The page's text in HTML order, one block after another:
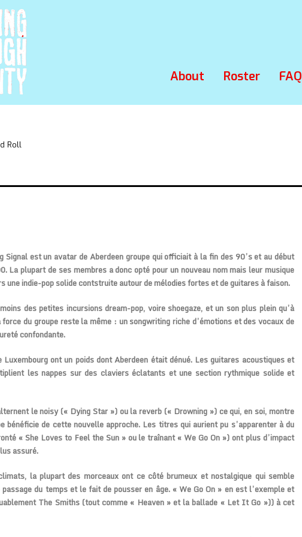
About Roster FAQ
Roll
Signal est un avatar de Aberdeen groupe qui officiait à la fin des 90’s et au début
La plupart de ses membres a donc opté pour un nouveau nom mais leur musique
une indie-pop solide contstruite autour de mélodies fortes et de guitares à faison.
des petites incursions dream-pop, voire shoegaze, et un son plus plein qu’à
du groupe reste la même : un songwriting riche d’émotions et des vocaux de
confondante.
ont un poids dont Aberdeen était dénué. Les guitares acoustiques et
les nappes sur des claviers éclatants et une section rythmique solide et
le noisy (« Dying Star ») ou la reverb (« Drowning ») ce qui, en soi, montre
bénéficie de cette nouvelle approche. Les titres qui aurient pu s’apparenter à du
« She Loves to Feel the Sun » ou le traînant « We Go On ») ont plus d’impact
assuré.
la plupart des morceaux ont ce côté brumeux et nostalgique qui semble
du temps et le fait de pousser en âge. « We Go On » en est l’exemple et
The Smiths (tout comme « Heaven » et la ballade « Let It Go »)) à cet